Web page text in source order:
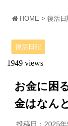
HOME > 復活日
復活日記
1949 views
お金に困
金はなん
投稿日：2025年